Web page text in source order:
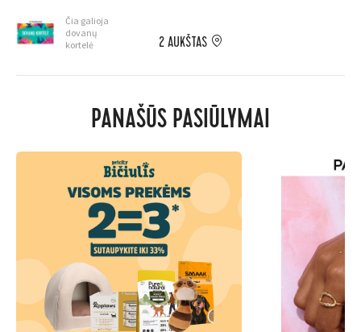
Čia galioja
dovanų
kortelė
2 AUKŠTAS
PANAŠŪS PASIŪLYMAI